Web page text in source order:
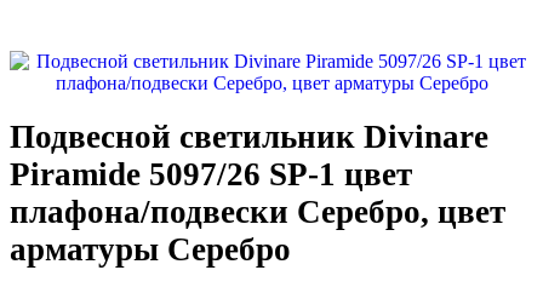
Подвесной светильник Divinare
Piramide 5097/26 SP-1 цвет
плафона/подвески Серебро, цвет
арматуры Серебро